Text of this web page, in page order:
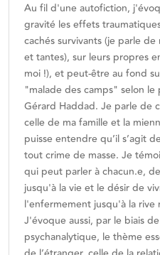
Au fil d'une autofiction,
gravité les effets
cachés survivants (je parle
et tantes), sur leurs propres
moi !), et peut-être au fond
"malade des camps" selon
Gérard Haddad. Je parle de
celle de ma famille et la
puisse entendre qu’il s’agit
tout crime de masse. Je
qui peut parler à chacun.e,
jusqu'à la vie et le désir de
l'enfermement jusqu'à la rive
J'évoque aussi, par le biais
psychanalytique, le thème